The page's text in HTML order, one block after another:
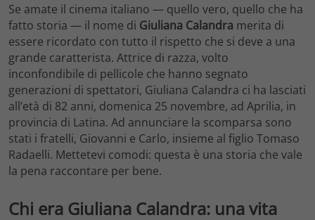
Se amate il cinema italiano — quello vero, quello che ha
fatto storia — il nome di Giuliana Calandra merita di
essere ricordato con tutto il rispetto che si deve a una
grande caratterista. Attrice di razza, volto
inconfondibile di pellicole che hanno segnato
generazioni di spettatori, Giuliana Calandra ci ha lasciati
all’età di 82 anni, domenica 25 novembre, ad Aprilia, in
provincia di Latina. Ad annunciare la scomparsa sono
stati i fratelli, Giovanni e Carlo, insieme al figlio Tomaso
Radaelli. Mettetevi comodi: questa è una storia che vale
la pena raccontare per bene.
Chi era Giuliana Calandra: una vita